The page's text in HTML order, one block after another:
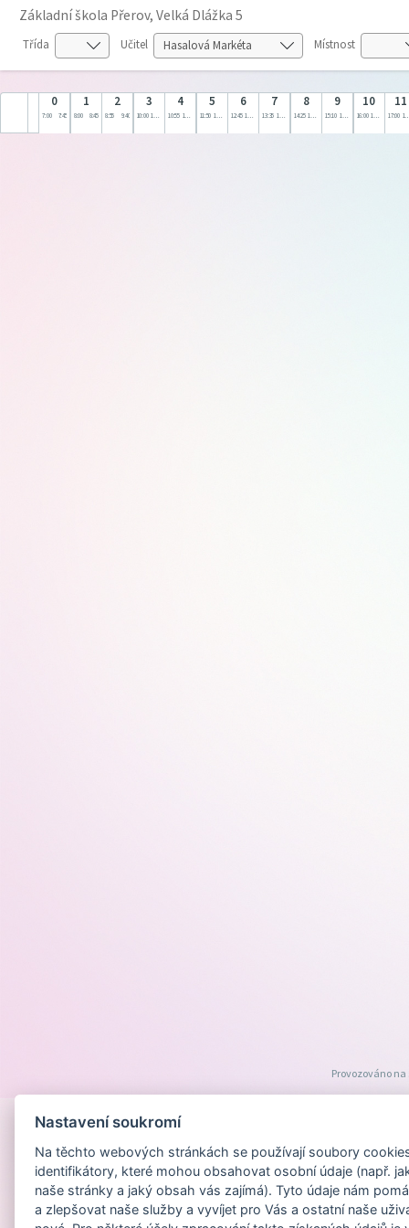
Základní škola Přerov, Velká Dlážka 5
Třída Učitel Místnost
0
7:00 7:45
1
8:00 8:45
2
8:55 9:40
3
10:00 10:45
4
10:55 11:40
5
11:50 12:35
6
12:45 13:30
7
13:35 14:20
8
14:25 15:10
9
15:10 16:00
10
16:00 17:00
11
17:00
Provozováno
Nastavení soukromí
Na těchto webových stránkách se používají soubory
identifikátory, které mohou obsahovat osobní údaje (např.
naše stránky a jaký obsah vás zajímá). Tyto údaje nám
a zlepšovat naše služby a vyvíjet pro Vás a ostatní naše